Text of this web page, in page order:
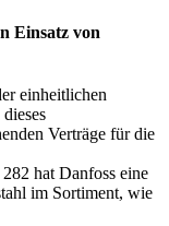
Einsatz von
einheitlichen
Verträge für die
hat Danfoss eine
im Sortiment, wie